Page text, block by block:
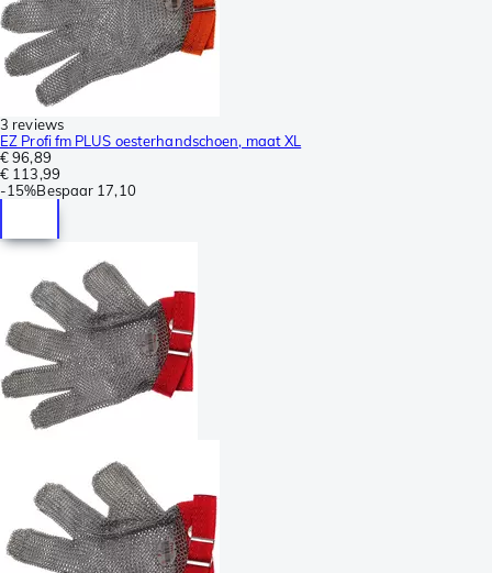
3 reviews
EZ Profi fm PLUS oesterhandschoen, maat XL
€ 96,89
€ 113,99
-15%Bespaar 17,10